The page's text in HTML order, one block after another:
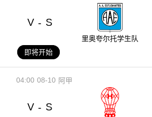
V - S
里奥夸尔托学生队
即将开始
08-10
04:00 阿甲
V - S